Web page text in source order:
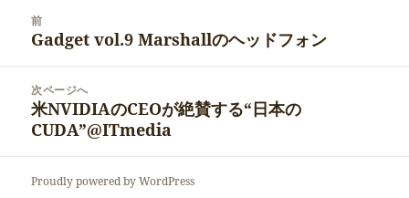
ビ
ョ
前
前
投
稿:
Gadget vol.9 Marshallのヘッドフォン
次ページへ
次
の
投
稿:
米NVIDIAのCEOが絶賛する“日本の
CUDA”@ITmedia
Proudly powered by WordPress